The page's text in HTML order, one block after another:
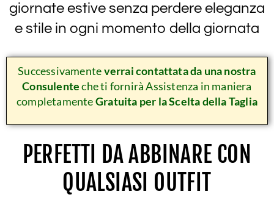
giornate estive senza perdere eleganza
e stile in ogni momento della giornata
Successivamenteverrai contattata da una nostra
Consulenteche ti fornirà Assistenza in maniera
completamenteGratuita per la Scelta della Taglia
PERFETTI DA ABBINARE CON
QUALSIASI OUTFIT